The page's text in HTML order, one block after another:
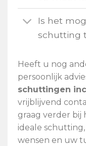
Is het
schutting
Heeft u nog
persoonlijk
schuttingen
vrijblijvend
graag verder bij
ideale
wensen en uw